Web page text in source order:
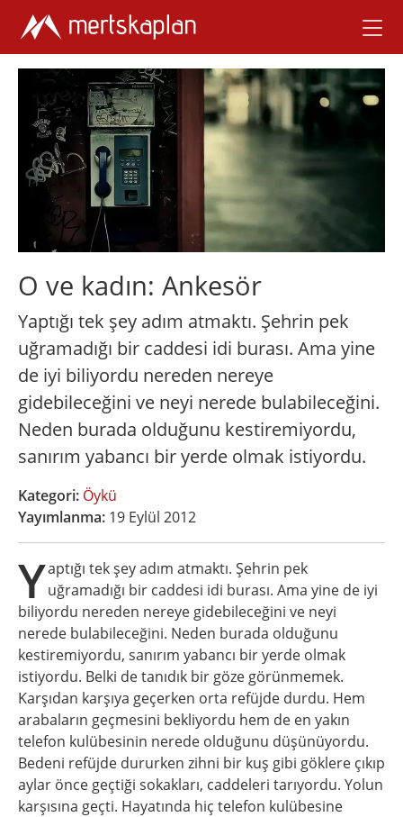
O ve kadın: Ankesör
Yaptığı tek şey adım atmaktı. Şehrin pek
uğramadığı bir caddesi idi burası. Ama yine
de iyi biliyordu nereden nereye
gidebileceğini ve neyi nerede bulabileceğini.
Neden burada olduğunu kestiremiyordu,
sanırım yabancı bir yerde olmak istiyordu.
Kategori: Öykü
Yayımlanma: 19 Eylül 2012
Yaptığı tek şey adım atmaktı. Şehrin pek
uğramadığı bir caddesi idi burası. Ama yine de iyi
biliyordu nereden nereye gidebileceğini ve neyi
nerede bulabileceğini. Neden burada olduğunu
kestiremiyordu, sanırım yabancı bir yerde olmak
istiyordu. Belki de tanıdık bir göze görünmemek.
Karşıdan karşıya geçerken orta refüjde durdu. Hem
arabaların geçmesini bekliyordu hem de en yakın
telefon kulübesinin nerede olduğunu düşünüyordu.
Bedeni refüjde dururken zihni bir kuş gibi göklere çıkıp
aylar önce geçtiği sokakları, caddeleri tarıyordu. Yolun
karşısına geçti. Hayatında hiç telefon kulübesine